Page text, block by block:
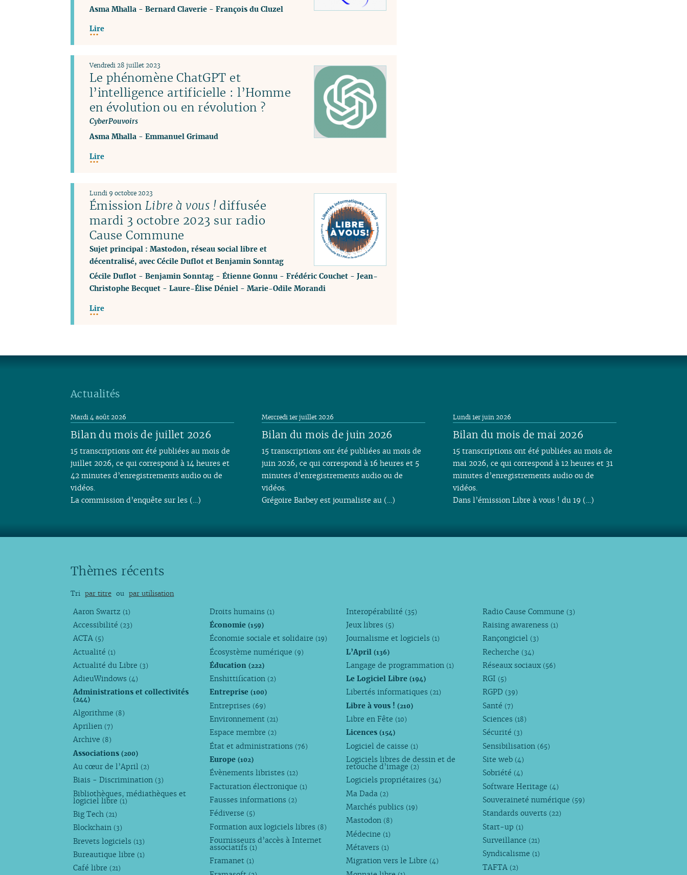
Asma Mhalla- Bernard Claverie- François du Cluzel
Lire
Le phénomène ChatGPT et
l’intelligence artificielle : l’Homme
en évolution ou en révolution ?
CyberPouvoirs
Vendredi 28 juillet 2023
Asma Mhalla- Emmanuel Grimaud
Lire
Émission Libre à vous !diffusée
mardi 3 octobre 2023 sur radio
Cause Commune
Sujet principal : Mastodon, réseau social libre et
décentralisé, avec Cécile Duflot et Benjamin Sonntag
Lundi 9 octobre 2023
Cécile Duflot- Benjamin Sonntag- Étienne Gonnu- Frédéric Couchet- Jean-
Christophe Becquet- Laure-Élise Déniel- Marie-Odile Morandi
Lire
Actualités
Bilan du mois de juillet 2026
Mardi 4 août 2026
15 transcriptions ont été publiées au mois de
juillet 2026, ce qui correspond à 14 heures et
42 minutes d’enregistrements audio ou de
vidéos.
La commission d’enquête sur les (…)
Bilan du mois de juin 2026
Mercredi 1er juillet 2026
15 transcriptions ont été publiées au mois de
juin 2026, ce qui correspond à 16 heures et 5
minutes d’enregistrements audio ou de
vidéos.
Grégoire Barbey est journaliste au (…)
Bilan du mois de mai 2026
Lundi 1er juin 2026
15 transcriptions ont été publiées au mois de
mai 2026, ce qui correspond à 12 heures et 31
minutes d’enregistrements audio ou de
vidéos.
Dans l’émission Libre à vous ! du 19 (…)
Thèmes récents
Tri par titre ou par utilisation
Aaron Swartz (1)
Accessibilité (23)
ACTA (5)
Actualité (1)
Actualité du Libre (3)
AdieuWindows (4)
Administrations et collectivités
(244)
Algorithme (8)
Aprilien (7)
Archive (8)
Associations(200)
Au cœur de l’April (2)
Biais - Discrimination (3)
Bibliothèques, médiathèques et
logiciel libre (1)
Big Tech (21)
Blockchain (3)
Brevets logiciels (13)
Bureautique libre (1)
Café libre (21)
Droits humains (1)
Économie(159)
Économie sociale et solidaire (19)
Écosystème numérique (9)
Éducation(222)
Enshittification (2)
Entreprise(100)
Entreprises (69)
Environnement (21)
Espace membre (2)
État et administrations (76)
Europe(102)
Évènements libristes (12)
Facturation électronique (1)
Fausses informations (2)
Fédiverse (5)
Formation aux logiciels libres (8)
Fournisseurs d’accès à Internet
associatifs (1)
Framanet (1)
Interopérabilité (35)
Jeux libres (5)
Journalisme et logiciels (1)
L’April(136)
Langage de programmation (1)
Le Logiciel Libre(194)
Libertés informatiques (21)
Libre à vous !(210)
Libre en Fête (10)
Licences(154)
Logiciel de caisse (1)
Logiciels libres de dessin et de
retouche d’image (2)
Logiciels propriétaires (34)
Ma Dada (2)
Marchés publics (19)
Mastodon (8)
Médecine (1)
Métavers (1)
Migration vers le Libre (4)
Radio Cause Commune (3)
Raising awareness (1)
Rançongiciel (3)
Recherche (34)
Réseaux sociaux (56)
RGI (5)
RGPD (39)
Santé (7)
Sciences (18)
Sécurité (3)
Sensibilisation (65)
Site web (4)
Sobriété (4)
Software Heritage (4)
Souveraineté numérique (59)
Standards ouverts (22)
Start-up (1)
Surveillance (21)
Syndicalisme (1)
TAFTA (2)